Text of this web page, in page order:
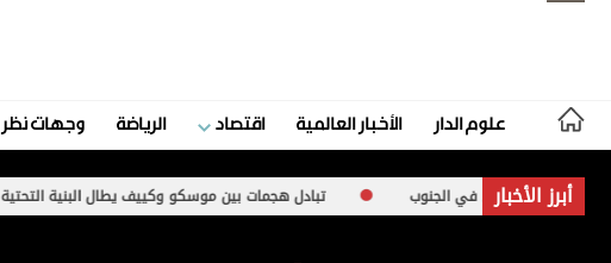
علوم الدار الأخبار العالمية اقتصاد الرياضة وجهات نظر
علوم الدار
أبرز الأخبار
في الجنوب تبادل هجمات بين موسكو وكييف يطال البنية التحتية ويسفر عن ضحايا